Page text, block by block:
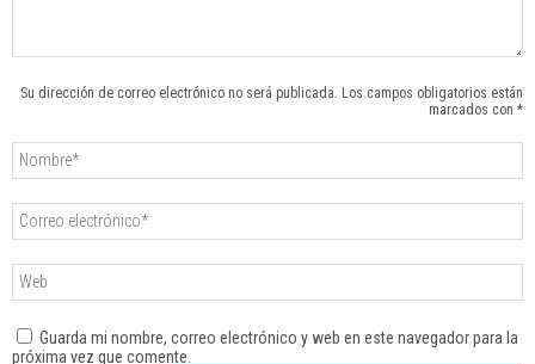
Su dirección de correo electrónico no será publicada. Los campos obligatorios están
marcados con *
Guarda mi nombre, correo electrónico y web en este navegador para la
próxima vez que comente.